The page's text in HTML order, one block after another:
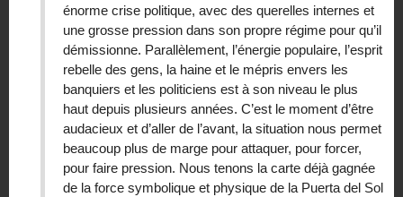
énorme crise politique, avec des querelles internes et
une grosse pression dans son propre régime pour qu’il
démissionne. Parallèlement, l’énergie populaire, l’esprit
rebelle des gens, la haine et le mépris envers les
banquiers et les politiciens est à son niveau le plus
haut depuis plusieurs années. C’est le moment d’être
audacieux et d’aller de l’avant, la situation nous permet
beaucoup plus de marge pour attaquer, pour forcer,
pour faire pression. Nous tenons la carte déjà gagnée
de la force symbolique et physique de la Puerta del Sol